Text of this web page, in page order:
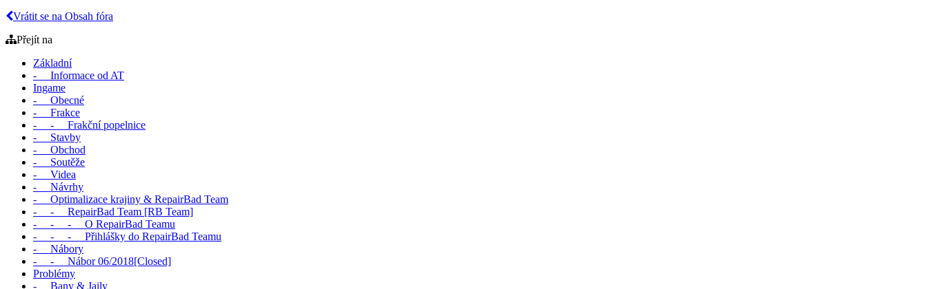
Vrátit se na Obsah fóra
Přejít na
Základní
- Informace od AT
Ingame
- Obecné
- Frakce
- - Frakční popelnice
- Stavby
- Obchod
- Soutěže
- Videa
- Návrhy
- Optimalizace krajiny & RepairBad Team
- - RepairBad Team [RB Team]
- - - O RepairBad Teamu
- - - Přihlášky do RepairBad Teamu
- Nábory
- - Nábor 06/2018[Closed]
Problémy
- Bany & Jaily